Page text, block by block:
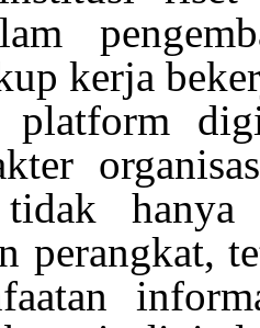
kerja
platform
hanya
perangkat,